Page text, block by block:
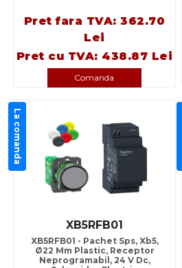
Pret fara TVA: 362.70
Lei
Pret cu TVA: 438.87 Lei
Comanda
La comanda
XB5RFB01
XB5RFB01 - Pachet Sps, Xb5,
Ø22 Mm Plastic, Receptor
Neprogramabil, 24 V Dc,